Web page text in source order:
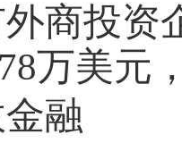
商投资
万美元
融